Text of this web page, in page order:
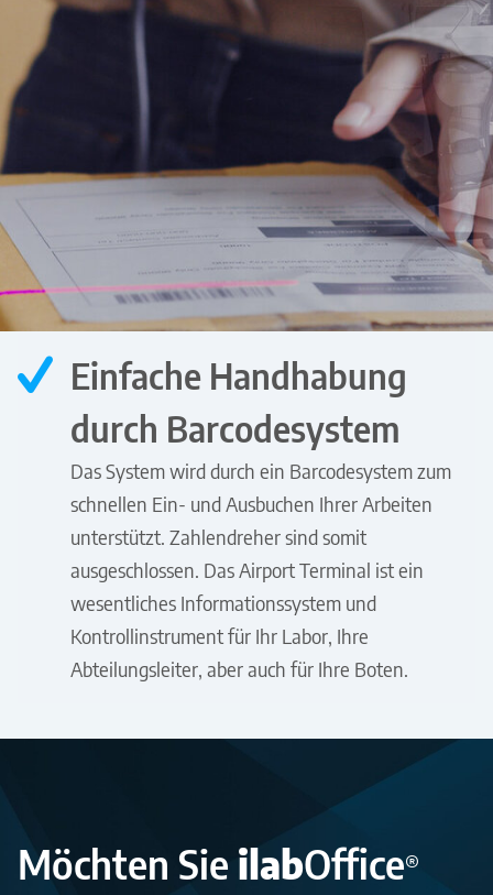
Einfache Handhabung
durch Barcodesystem
Das System wird durch ein Barcodesystem zum
schnellen Ein- und Ausbuchen Ihrer Arbeiten
unterstützt. Zahlendreher sind somit
ausgeschlossen. Das Airport Terminal ist ein
wesentliches Informationssystem und
Kontrollinstrument für Ihr Labor, Ihre
Abteilungsleiter, aber auch für Ihre Boten.
Möchten Sie ilabOffice®